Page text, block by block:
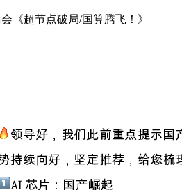
《超节点破局/国算腾飞！》